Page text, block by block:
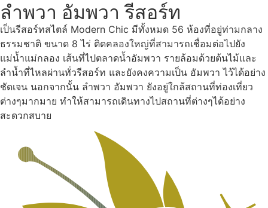
ลำพวา อัมพวา รีสอร์ท
เป็นรีสอร์ทสไตล์ Modern Chic มีทั้งหมด 56 ห้องที่อยู่ท่ามกลาง
ธรรมชาติ ขนาด 8 ไร่ ติดคลองใหญ่ที่สามารถเชื่อมต่อไปยัง
แม่น้ำแม่กลอง เส้นที่ไปตลาดน้ำอัมพวา รายล้อมด้วยต้นไม้และ
ลำน้ำที่ไหลผ่านทั่วรีสอร์ท และยังคงความเป็น อัมพวา ไว้ได้อย่าง
ชัดเจน นอกจากนั้น ลำพวา อัมพวา ยังอยู่ใกล้สถานที่ท่องเที่ยว
ต่างๆมากมาย ทำให้สามารถเดินทางไปสถานที่ต่างๆได้อย่าง
สะดวกสบาย